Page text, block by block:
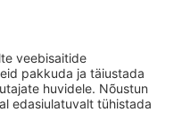
Kontakt